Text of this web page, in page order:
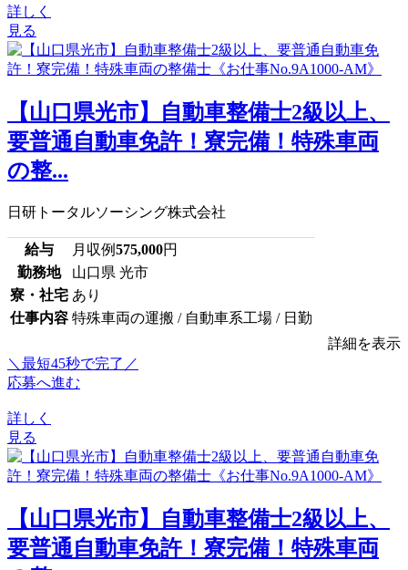
詳しく
見る
【山口県光市】自動車整備士2級以上、
要普通自動車免許！寮完備！特殊車両
の整...
日研トータルソーシング株式会社
給与 月収例575,000円
勤務地
山口県 光市
寮・社宅 あり
仕事内容 特殊車両の運搬 / 自動車系工場 / 日勤
詳細を表示
＼最短45秒で完了／
応募へ進む
詳しく
見る
【山口県光市】自動車整備士2級以上、
要普通自動車免許！寮完備！特殊車両